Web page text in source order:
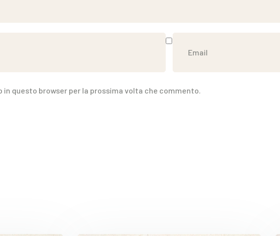
in questo browser per la prossima volta che commento.